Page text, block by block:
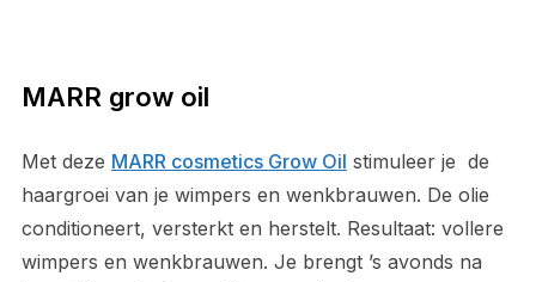
MARR grow oil
Met deze MARR cosmetics Grow Oil stimuleer je de
haargroei van je wimpers en wenkbrauwen. De olie
conditioneert, versterkt en herstelt. Resultaat: vollere
wimpers en wenkbrauwen. Je brengt ’s avonds na